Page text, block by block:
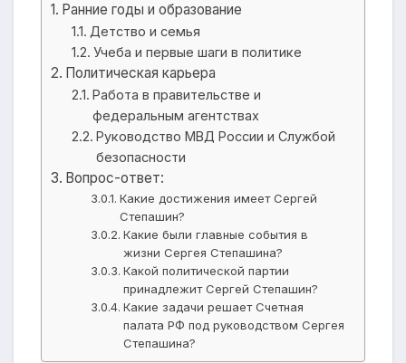
Ранние годы и образование
Детство и семья
Учеба и первые шаги в политике
Политическая карьера
Работа в правительстве и
федеральным агентствах
Руководство МВД России и Службой
безопасности
Вопрос-ответ:
Какие достижения имеет Сергей
Степашин?
Какие были главные события в
жизни Сергея Степашина?
Какой политической партии
принадлежит Сергей Степашин?
Какие задачи решает Счетная
палата РФ под руководством Сергея
Степашина?